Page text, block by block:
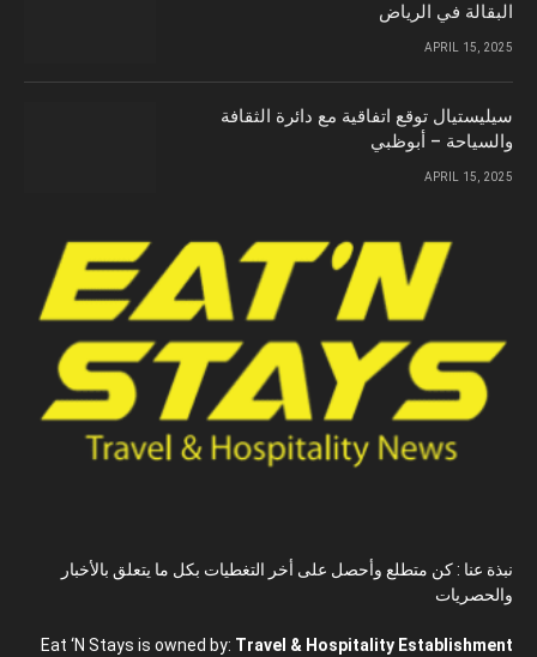
البقالة في الرياض
APRIL 15, 2025
سيليستيال توقع اتفاقية مع دائرة الثقافة
والسياحة – أبوظبي
APRIL 15, 2025
نبذة عنا : كن متطلع وأحصل على أخر التغطيات بكل ما يتعلق بالأخبار
والحصريات
Eat ‘N Stays is owned by: Travel & Hospitality Establishment